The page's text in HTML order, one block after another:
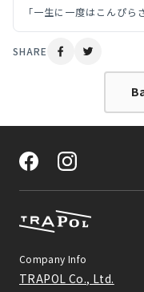
「一生に一度はこんぴ
とっては憧れの旅行先だ
た令和の今は、「一生に
会人まで幅広い層のリピ
ケーションツアーを利用
SHARE
Company Info
TRAPOL Co., Ltd.